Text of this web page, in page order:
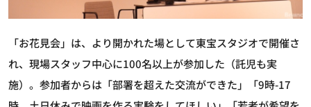
「お花見会」は、より開かれた場として東宝スタジオで開催さ
れ、現場スタッフ中心に100名以上が参加した（託児も実
施）。参加者からは「部署を超えた交流ができた」「9時-17